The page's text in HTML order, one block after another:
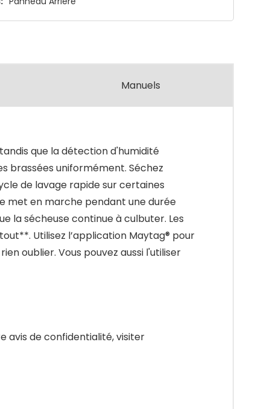
Manuels
que la détection d'humidité
brassées uniformément. Séchez
de lavage rapide sur certaines
met en marche pendant une durée
la sécheuse continue à culbuter. Les
Utilisez l’application Maytag® pour
oublier. Vous pouvez aussi l'utiliser
avis de confidentialité, visiter